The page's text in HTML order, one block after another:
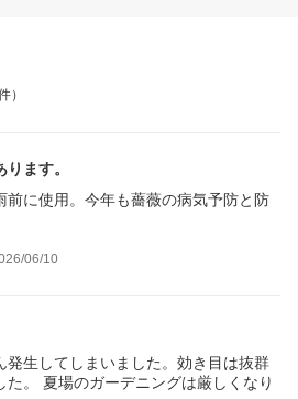
）
ます。
前に使用。今年も薔薇の病気予防と防
06/10
発生してしまいました。効き目は抜群
た。 夏場のガーデニングは厳しくなり